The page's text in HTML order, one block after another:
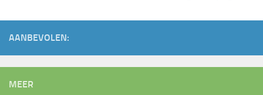
AANBEVOLEN:
MEER